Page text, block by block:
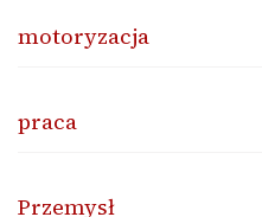
motoryzacja
praca
Przemysł